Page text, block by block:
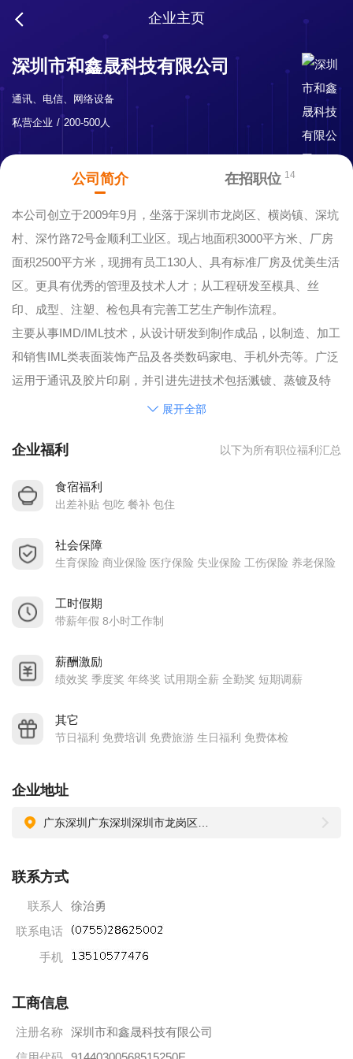
企业主页
深圳市和鑫晟科技有限公司
通讯、电信、网络设备
私营企业
200-500人
公司简介 在招职位 14
本公司创立于2009年9月，坐落于深圳市龙岗区、横岗镇、深坑
村、深竹路72号金顺利工业区。现占地面积3000平方米、厂房
面积2500平方米，现拥有员工130人、具有标准厂房及优美生活
区。更具有优秀的管理及技术人才；从工程研发至模具、丝
印、成型、注塑、检包具有完善工艺生产制作流程。
主要从事IMD/IML技术，从设计研发到制作成品，以制造、加工
和销售IML类表面装饰产品及各类数码家电、手机外壳等。广泛
运用于通讯及胶片印刷，并引进先进技术包括溅镀、蒸镀及特
殊印刷等工艺制作生产,以品质求生存、创新求发展、诚信为本
在公司总经理的带领下，运用海纳百川的理念、及用人不疑的
先、质量第一、客户至上的宗旨与客户双赢互惠、共同发展！
远专注于IML创新技术、工程研发、志在巅峰，赢得了新老客户
的一致赞誉！
展开全部
企业福利 以下为所有职位福利汇总
食宿福利
出差补贴 包吃 餐补 包住
社会保障
生育保险 商业保险 医疗保险 失业保险 工伤保险 养老保险
工时假期
带薪年假 8小时工作制
薪酬激励
绩效奖 季度奖 年终奖 试用期全薪 全勤奖 短期调薪
其它
节日福利 免费培训 免费旅游 生日福利 免费体检
企业地址
联系方式
联系人
徐治勇
联系电话
手机
工商信息
注册名称 深圳市和鑫晟科技有限公司